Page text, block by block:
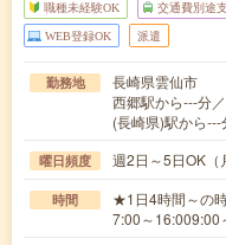
職種未経験OK 交通費別途
WEB登録OK 派遣
勤務地
長崎県雲仙市
西郷駅から---分
(長崎県)駅から
曜日頻度 週2日～5日OK
時間
★1日4時間～の
7:00～